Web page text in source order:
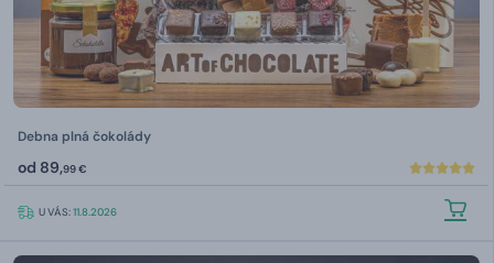
Debna plná čokolády
od 89,99 €
U VÁS:11.8.2026